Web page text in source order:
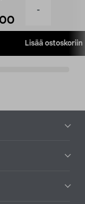
-
Lisää ostoskoriin